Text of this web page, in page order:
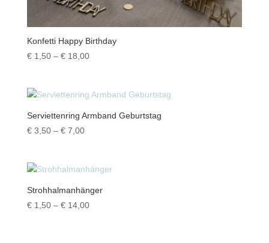
Konfetti Happy Birthday
€1,50 – €18,00Preisspanne:
€ 18,00
Serviettenring Armband Geburtstag
€3,50 – €7,00Preisspanne:
€ 7,00
Strohhalmanhänger
€1,50 – €14,00Preisspanne: